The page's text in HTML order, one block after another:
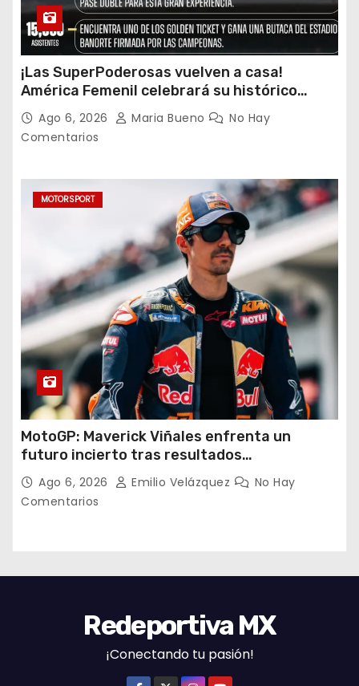
¡Las SuperPoderosas vuelven a casa!
América Femenil celebrará su histórico
triplete con una auténtica fiesta ante Cruz
Azul
Ago 6, 2026 Maria Bueno
No Hay
Comentarios
MOTORSPORT
MotoGP: Maverick Viñales enfrenta un
futuro incierto tras resultados
decepcionantes
Ago 6, 2026 Emilio Velázquez
No Hay
Comentarios
Redeportiva MX
¡Conectando tu pasión!